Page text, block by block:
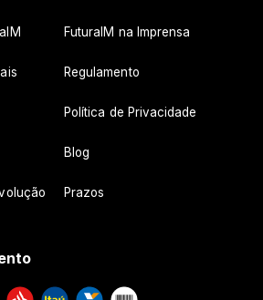
FuturaIM na Imprensa
Regulamento
Política de Privacidade
Blog
Prazos